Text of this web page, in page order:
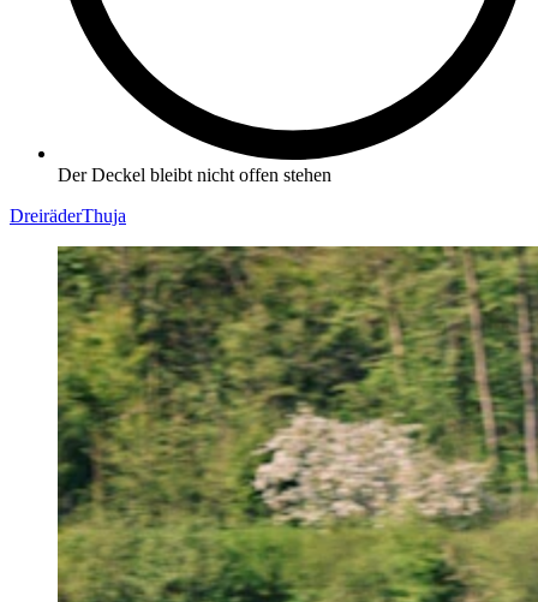
Der Deckel bleibt nicht offen stehen
DreiräderThuja